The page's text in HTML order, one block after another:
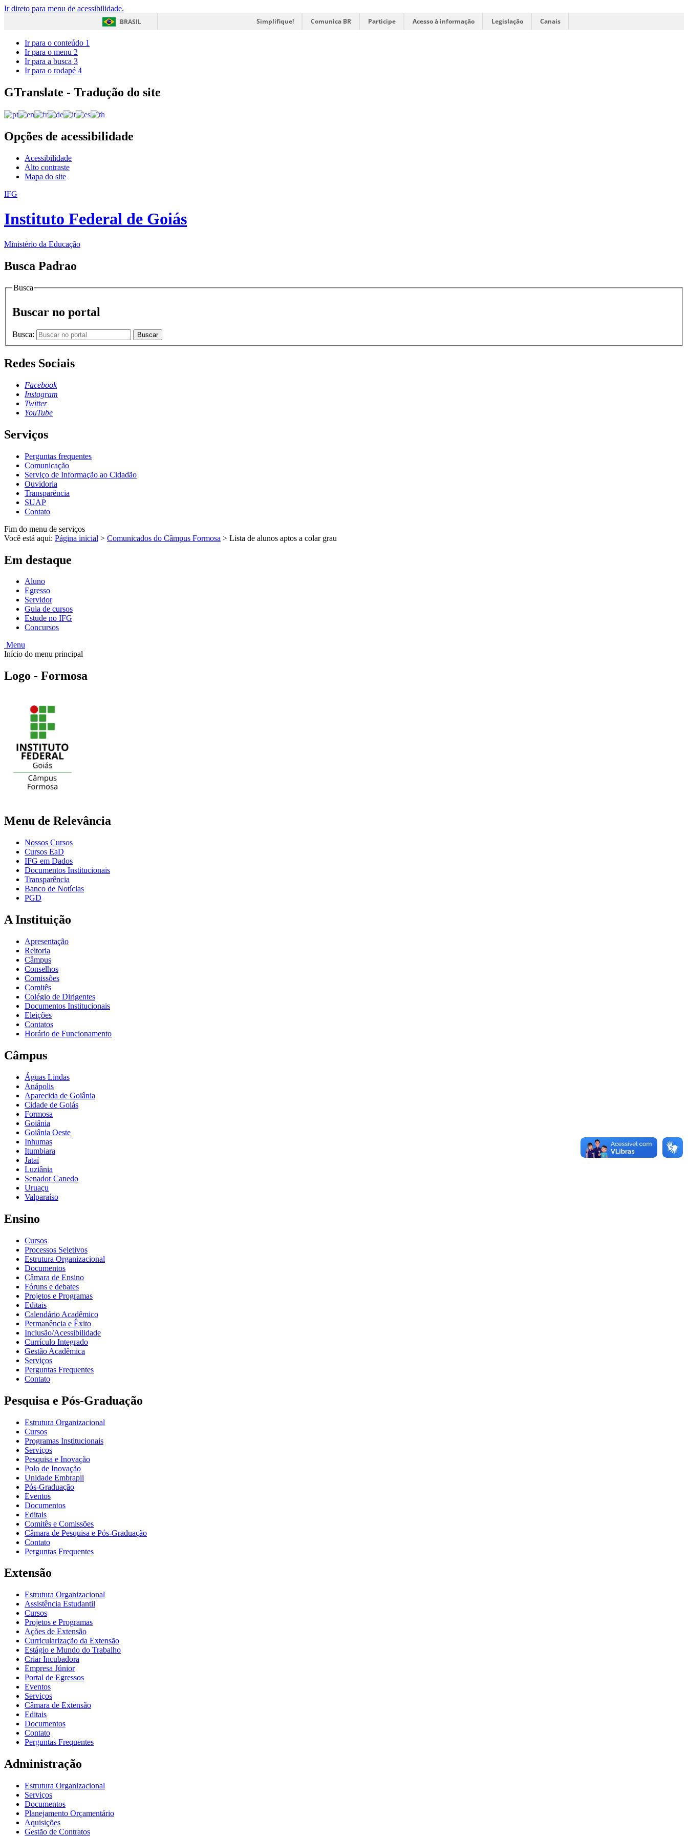
Ir direto para menu de acessibilidade.
BRASIL
Simplifique! Comunica BR Participe Acesso à informação Legislação Canais
Ir para o conteúdo 1
Ir para o menu 2
Ir para a busca 3
Ir para o rodapé 4
GTranslate - Tradução do site
Opções de acessibilidade
Acessibilidade
Alto contraste
Mapa do site
IFG
Instituto Federal de Goiás
Ministério da Educação
Busca Padrao
Busca
Buscar no portal
Busca: Buscar
Redes Sociais
Facebook
Instagram
Twitter
YouTube
Serviços
Perguntas frequentes
Comunicação
Serviço de Informação ao Cidadão
Ouvidoria
Transparência
SUAP
Contato
Fim do menu de serviços
Você está aqui: Página inicial > Comunicados do Câmpus Formosa > Lista de alunos aptos a colar grau
Em destaque
Aluno
Egresso
Servidor
Guia de cursos
Estude no IFG
Concursos
Menu
Início do menu principal
Logo - Formosa
Menu de Relevância
Nossos Cursos
Cursos EaD
IFG em Dados
Documentos Institucionais
Transparência
Banco de Notícias
PGD
A Instituição
Apresentação
Reitoria
Câmpus
Conselhos
Comissões
Comitês
Colégio de Dirigentes
Documentos Institucionais
Eleições
Contatos
Horário de Funcionamento
Câmpus
Águas Lindas
Anápolis
Aparecida de Goiânia
Cidade de Goiás
Formosa
Goiânia
Goiânia Oeste
Inhumas
Itumbiara
Jataí
Luziânia
Senador Canedo
Uruaçu
Valparaíso
Ensino
Cursos
Processos Seletivos
Estrutura Organizacional
Documentos
Câmara de Ensino
Fóruns e debates
Projetos e Programas
Editais
Calendário Acadêmico
Permanência e Êxito
Inclusão/Acessibilidade
Currículo Integrado
Gestão Acadêmica
Serviços
Perguntas Frequentes
Contato
Pesquisa e Pós-Graduação
Estrutura Organizacional
Cursos
Programas Institucionais
Serviços
Pesquisa e Inovação
Polo de Inovação
Unidade Embrapii
Pós-Graduação
Eventos
Documentos
Editais
Comitês e Comissões
Câmara de Pesquisa e Pós-Graduação
Contato
Perguntas Frequentes
Extensão
Estrutura Organizacional
Assistência Estudantil
Cursos
Projetos e Programas
Ações de Extensão
Curricularização da Extensão
Estágio e Mundo do Trabalho
Criar Incubadora
Empresa Júnior
Portal de Egressos
Eventos
Serviços
Câmara de Extensão
Editais
Documentos
Contato
Perguntas Frequentes
Administração
Estrutura Organizacional
Serviços
Documentos
Planejamento Orçamentário
Aquisições
Gestão de Contratos